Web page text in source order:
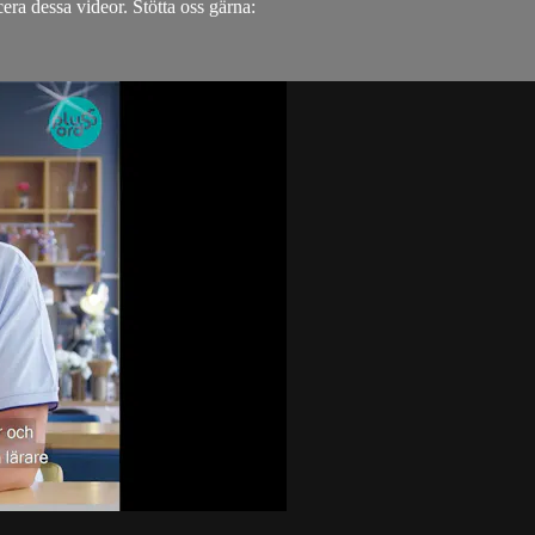
dessa videor. Stötta oss gärna: